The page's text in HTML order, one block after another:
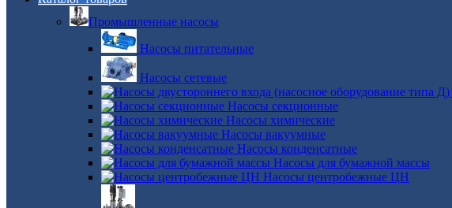
Промышленные насосы
Насосы питательные
Насосы сетевые
Насосы секционные
Насосы химические
Насосы вакуумные
Насосы конденсатные
Насосы для бумажной массы
Насосы центробежные ЦН